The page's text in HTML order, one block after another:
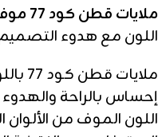
ملايات قطن كود 77 موف محجر – 100 طقم
اللون مع هدوء
إحساس بالراحة
اللون الموف من الألوان